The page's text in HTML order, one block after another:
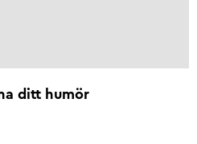
ditt humör